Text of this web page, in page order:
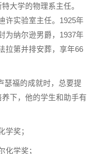
大学的物理系主任。
许实验室主任。1925年
为纳尔逊男爵，1937年
拉第并排安葬，享年66
瑟福的成就时，总要提
养下，他的学生和助手有
学奖；
化学奖；